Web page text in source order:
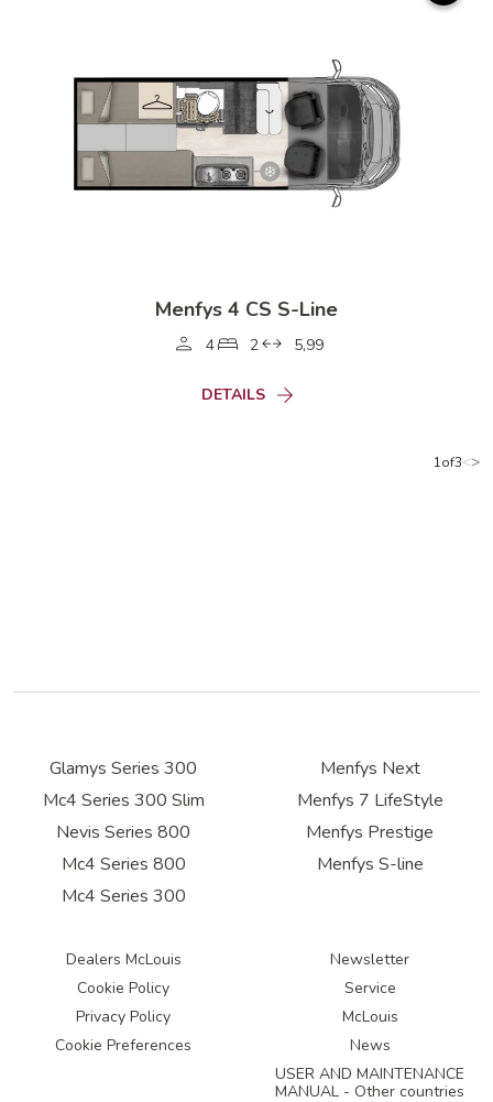
Menfys 4 CS S-Line
4 2 5,99
DETAILS
1of3<>
Glamys Series 300
Mc4 Series 300 Slim
Nevis Series 800
Mc4 Series 800
Mc4 Series 300
Menfys Next
Menfys 7 LifeStyle
Menfys Prestige
Menfys S-line
Dealers McLouis
Cookie Policy
Privacy Policy
Cookie Preferences
Newsletter
Service
McLouis
News
USER AND MAINTENANCE
MANUAL - Other countries